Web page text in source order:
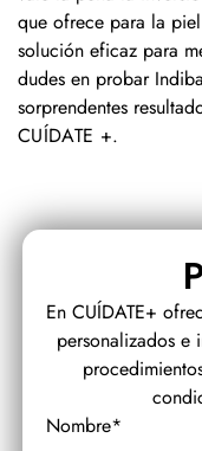
que ofrece para la
solución eficaz para
dudes en probar
sorprendentes
CUÍDATE +.
En CUÍDATE+
personalizados e
Nombre*